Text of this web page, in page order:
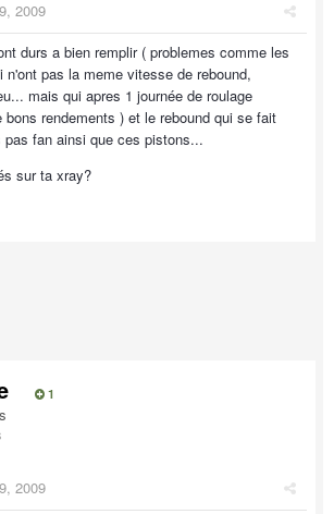
2009
durs a bien remplir ( problemes comme les
n'ont pas la meme vitesse de rebound,
mais qui apres 1 journée de roulage
rendements ) et le rebound qui se fait
fan ainsi que ces pistons...
sur ta xray?
1
2009